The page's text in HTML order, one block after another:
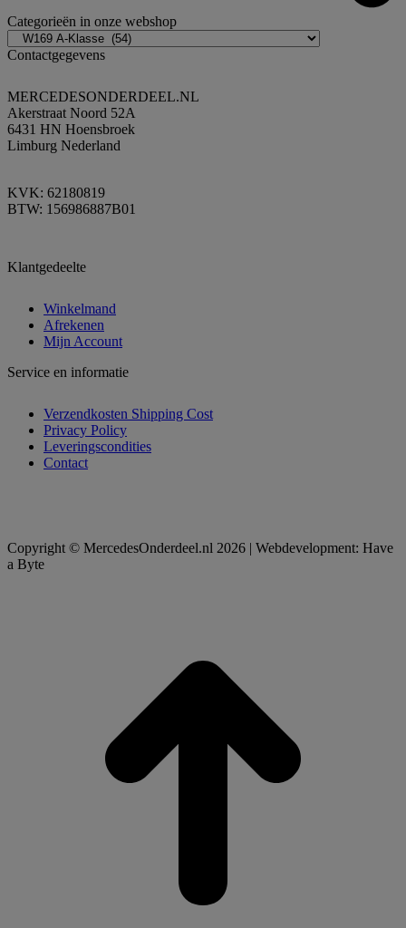
Categorieën in onze webshop
Contactgegevens
MERCEDESONDERDEEL.NL
Akerstraat Noord 52A
6431 HN Hoensbroek
Limburg Nederland
KVK: 62180819
BTW: 156986887B01
Klantgedeelte
Winkelmand
Afrekenen
Mijn Account
Service en informatie
Verzendkosten Shipping Cost
Privacy Policy
Leveringscondities
Contact
Copyright © MercedesOnderdeel.nl 2026 | Webdevelopment: Have
a Byte